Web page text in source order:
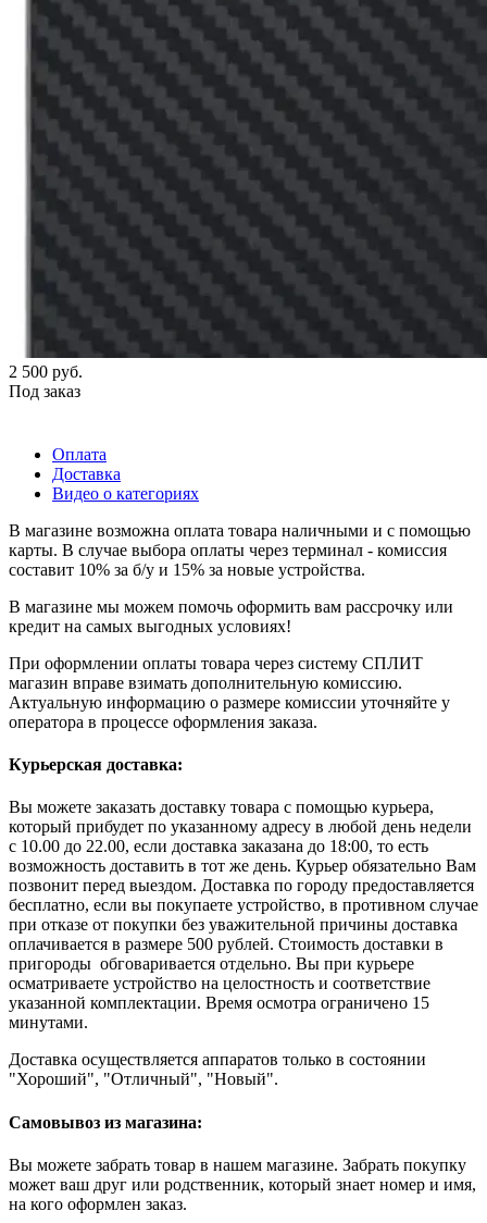
2 500 руб.
Под заказ
Оплата
Доставка
Видео о категориях
В магазине возможна оплата товара наличными и с помощью
карты. В случае выбора оплаты через терминал - комиссия
составит 10% за б/у и 15% за новые устройства.
В магазине мы можем помочь оформить вам рассрочку или
кредит на самых выгодных условиях!
При оформлении оплаты товара через систему СПЛИТ
магазин вправе взимать дополнительную комиссию.
Актуальную информацию о размере комиссии уточняйте у
оператора в процессе оформления заказа.
Курьерская доставка:
Вы можете заказать доставку товара с помощью курьера,
который прибудет по указанному адресу в любой день недели
с 10.00 до 22.00, если доставка заказана до 18:00, то есть
возможность доставить в тот же день. Курьер обязательно Вам
позвонит перед выездом. Доставка по городу предоставляется
бесплатно, если вы покупаете устройство, в противном случае
при отказе от покупки без уважительной причины доставка
оплачивается в размере 500 рублей. Стоимость доставки в
пригороды обговаривается отдельно. Вы при курьере
осматриваете устройство на целостность и соответствие
указанной комплектации. Время осмотра ограничено 15
минутами.
Доставка осуществляется аппаратов только в состоянии
"Хороший", "Отличный", "Новый".
Самовывоз из магазина:
Вы можете забрать товар в нашем магазине. Забрать покупку
может ваш друг или родственник, который знает номер и имя,
на кого оформлен заказ.